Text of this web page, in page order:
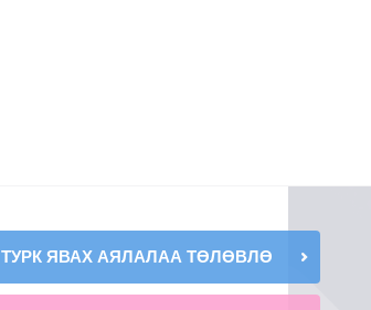
ТУРК ЯВАХ АЯЛАЛАА ТӨЛӨВЛӨ